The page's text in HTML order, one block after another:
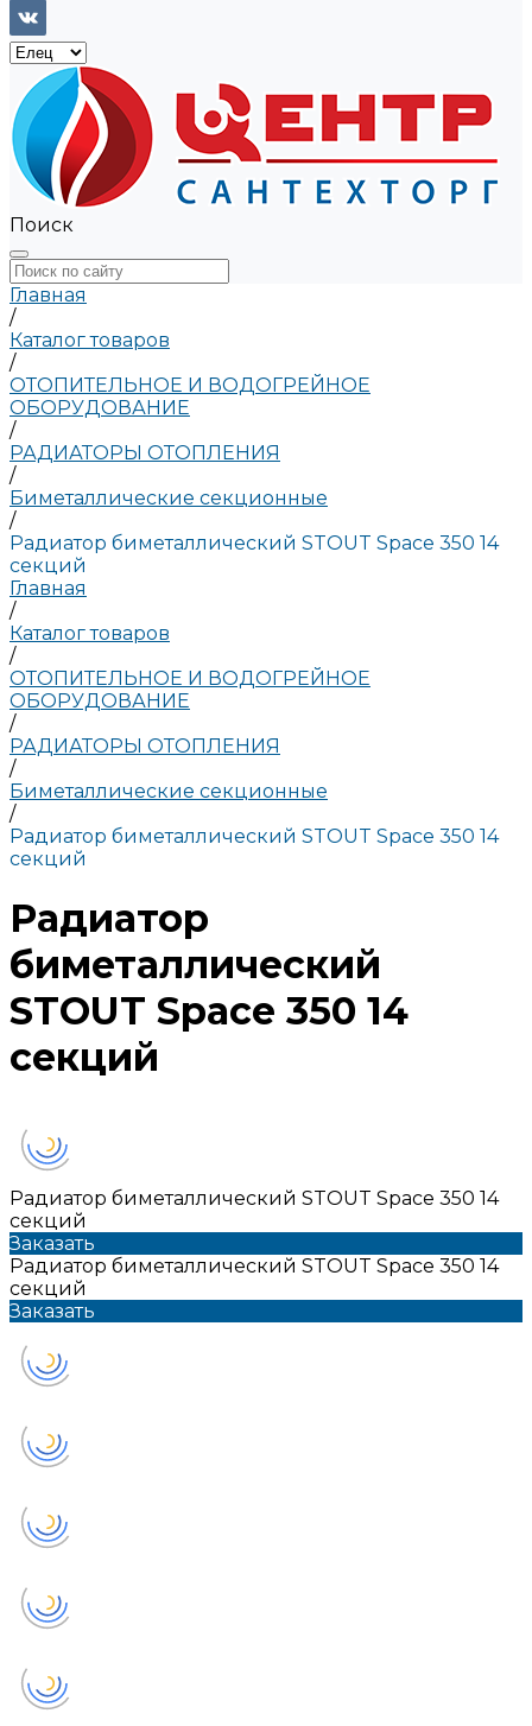
Поиск
Главная
/
Каталог товаров
/
ОТОПИТЕЛЬНОЕ И ВОДОГРЕЙНОЕ
ОБОРУДОВАНИЕ
/
РАДИАТОРЫ ОТОПЛЕНИЯ
/
Биметаллические секционные
/
Радиатор биметаллический STOUT Space 350 14
секций
Главная
/
Каталог товаров
/
ОТОПИТЕЛЬНОЕ И ВОДОГРЕЙНОЕ
ОБОРУДОВАНИЕ
/
РАДИАТОРЫ ОТОПЛЕНИЯ
/
Биметаллические секционные
/
Радиатор биметаллический STOUT Space 350 14
секций
Радиатор
биметаллический
STOUT Space 350 14
секций
Радиатор биметаллический STOUT Space 350 14
секций
Заказать
Радиатор биметаллический STOUT Space 350 14
секций
Заказать